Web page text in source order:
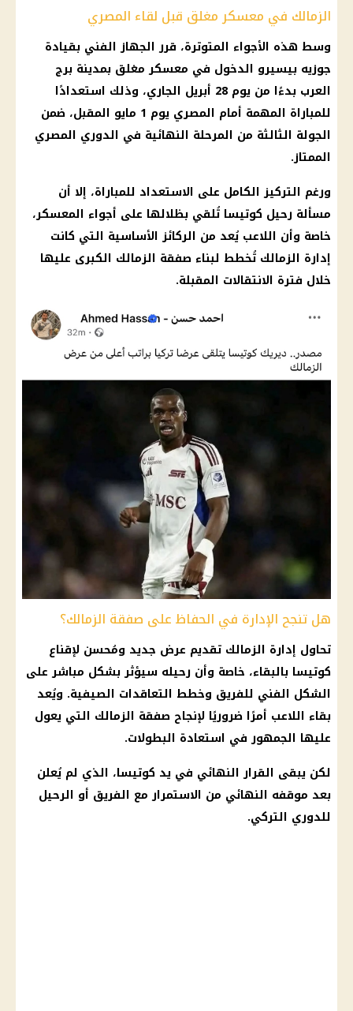
الزمالك في معسكر مغلق قبل لقاء المصري
وسط هذه الأجواء المتوترة، قرر الجهاز الفني بقيادة
جوزيه بيسيرو الدخول في معسكر مغلق بمدينة برج
العرب بدءًا من يوم 28 أبريل الجاري، وذلك استعدادًا
للمباراة المهمة أمام المصري
يوم 1 مايو المقبل، ضمن
الجولة الثالثة من المرحلة النهائية في الدوري المصري
الممتاز.
ورغم التركيز الكامل على الاستعداد للمباراة، إلا أن
مسألة رحيل كوتيسا تُلقي بظلالها على أجواء المعسكر،
خاصة وأن اللاعب يُعد من الركائز الأساسية التي كانت
إدارة الزمالك تُخطط لبناء صفقة الزمالك الكبرى عليها
خلال فترة الانتقالات المقبلة.
هل تنجح الإدارة في الحفاظ على صفقة الزمالك؟
تحاول إدارة الزمالك تقديم عرض جديد ومُحسن لإقناع
كوتيسا بالبقاء، خاصة وأن رحيله سيؤثر بشكل مباشر على
الشكل الفني للفريق وخطط التعاقدات الصيفية. ويُعد
بقاء اللاعب أمرًا ضروريًا لإنجاح صفقة الزمالك التي يعول
عليها الجمهور في استعادة البطولات.
لكن يبقى القرار النهائي في يد كوتيسا، الذي لم يُعلن
بعد موقفه النهائي من الاستمرار مع الفريق أو الرحيل
للدوري التركي.